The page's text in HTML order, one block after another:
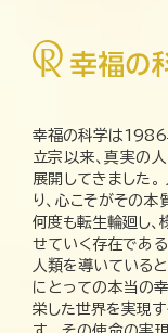
幸福の科学は1986
立宗以来、真実の
展開してきました
り、心こそがその本
何度も転生輪廻し、
せていく存在である
人類を導いていると
にとっての本当の
栄した世界を実現す